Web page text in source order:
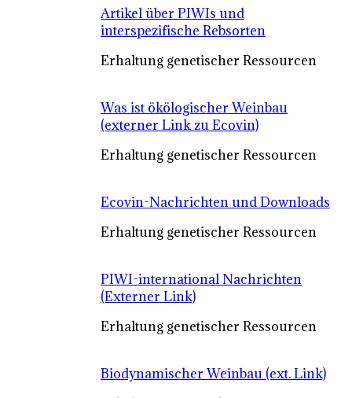
Artikel über PIWIs und
interspezifische Rebsorten
Erhaltung genetischer Ressourcen
Was ist ökölogischer Weinbau
(externer Link zu Ecovin)
Erhaltung genetischer Ressourcen
Ecovin-Nachrichten und Downloads
Erhaltung genetischer Ressourcen
PIWI-international Nachrichten
(Externer Link)
Erhaltung genetischer Ressourcen
Biodynamischer Weinbau (ext. Link)